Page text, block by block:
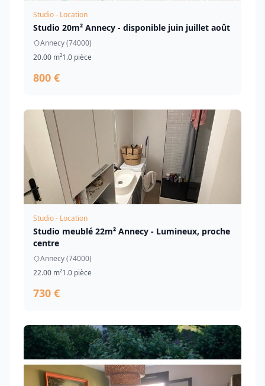
Studio - Location
Studio 20m² Annecy - disponible juin juillet août
Annecy (74000)
20.00 m²1.0 pièce
800 €
Studio - Location
Studio meublé 22m² Annecy - Lumineux, proche
centre
Annecy (74000)
22.00 m²1.0 pièce
730 €